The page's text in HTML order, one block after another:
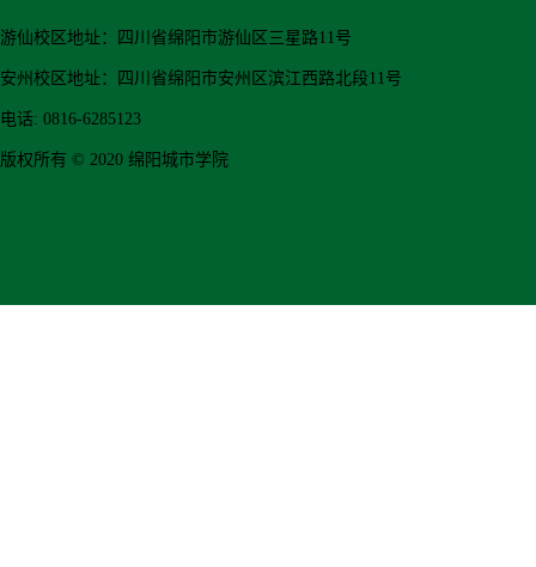
游仙校区地址：四川省绵阳市游仙区三星路11号
安州校区地址：四川省绵阳市安州区滨江西路北段11号
电话: 0816-6285123
版权所有 © 2020 绵阳城市学院